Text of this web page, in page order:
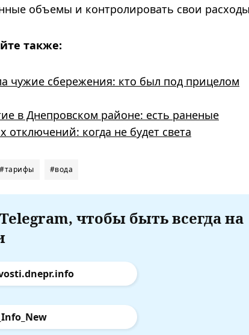
объемы и контролировать свои
также:
чужие сбережения: кто был под прицелом
в Днепровском районе: есть раненые
когда не будет света
#тарифы #вода
чтобы быть всегда на